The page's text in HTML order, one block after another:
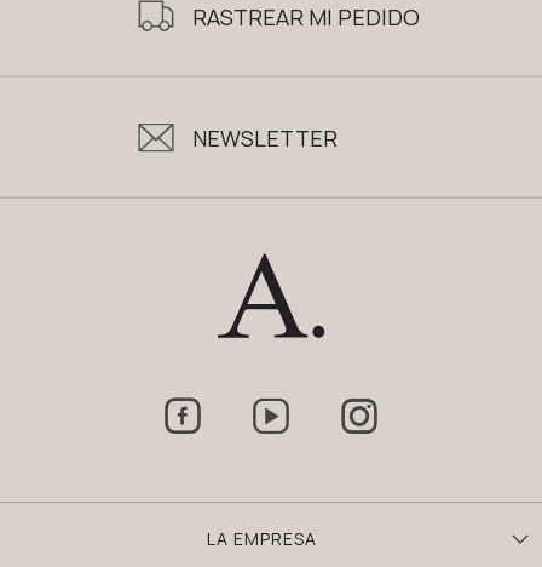
RASTREAR MI PEDIDO
NEWSLETTER
LA EMPRESA
  